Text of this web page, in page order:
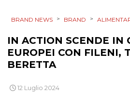
DATI
RICERCHE
PREVISIONI/SCENARI
BRAND NEWS > BRAND >
IN ACTION SCENDE IN
EUROPEI CON FILENI,
BERETTA
12 Luglio 2024